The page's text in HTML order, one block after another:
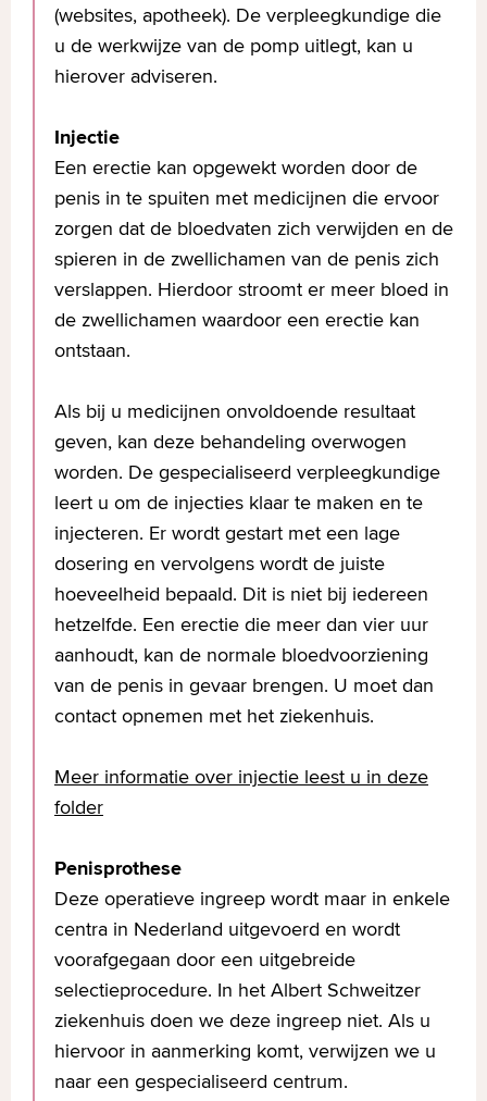
(websites, apotheek). De verpleegkundige die
u de werkwijze van de pomp uitlegt, kan u
hierover adviseren.
Injectie
Een erectie kan opgewekt worden door de
penis in te spuiten met medicijnen die ervoor
zorgen dat de bloedvaten zich verwijden en de
spieren in de zwellichamen van de penis zich
verslappen. Hierdoor stroomt er meer bloed in
de zwellichamen waardoor een erectie kan
ontstaan.
Als bij u medicijnen onvoldoende resultaat
geven, kan deze behandeling overwogen
worden. De gespecialiseerd verpleegkundige
leert u om de injecties klaar te maken en te
injecteren. Er wordt gestart met een lage
dosering en vervolgens wordt de juiste
hoeveelheid bepaald. Dit is niet bij iedereen
hetzelfde. Een erectie die meer dan vier uur
aanhoudt, kan de normale bloedvoorziening
van de penis in gevaar brengen. U moet dan
contact opnemen met het ziekenhuis.
Meer informatie over injectie leest u in deze
folder
Penisprothese
Deze operatieve ingreep wordt maar in enkele
centra in Nederland uitgevoerd en wordt
voorafgegaan door een uitgebreide
selectieprocedure. In het Albert Schweitzer
ziekenhuis doen we deze ingreep niet. Als u
hiervoor in aanmerking komt, verwijzen we u
naar een gespecialiseerd centrum.